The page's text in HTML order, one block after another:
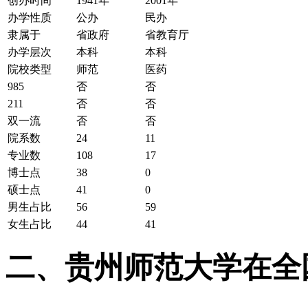
办学性质
公办
民办
隶属于
省政府
省教育厅
办学层次
本科
本科
院校类型
师范
医药
985
否
否
211
否
否
双一流
否
否
院系数
24
11
专业数
108
17
博士点
38
0
硕士点
41
0
男生占比
56
59
女生占比
44 41
二、贵州师范大学在